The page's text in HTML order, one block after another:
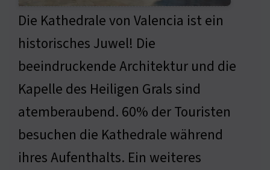
Die Kathedrale von Valencia ist ein
historisches Juwel! Die
beeindruckende Architektur und die
Kapelle des Heiligen Grals sind
atemberaubend. 60% der Touristen
besuchen die Kathedrale während
ihres Aufenthalts. Ein weiteres